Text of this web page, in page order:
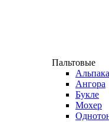
Пальтовые
Альпака
Ангора
Букле
Мохер